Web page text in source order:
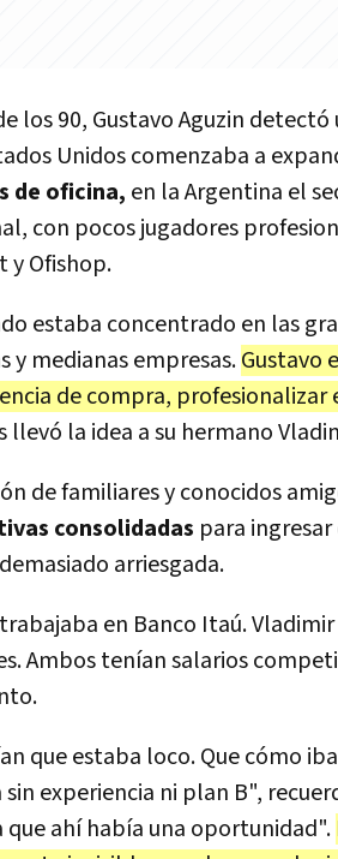
los 90, Gustavo Aguzin
Unidos comenzaba a
de oficina, en la Argentina el
con pocos jugadores
y Ofishop.
estaba concentrado en las
y medianas empresas.Gustavo
de compra,
llevó la idea a su hermano
de familiares y conocidos
consolidadas para
arriesgada.
en Banco Itaú.
Ambos tenían salarios
que estaba loco. Que cómo
experiencia ni plan B",
que ahí había una oportunidad".